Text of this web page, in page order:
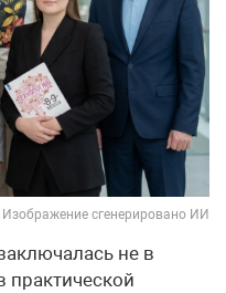
Изображение сгенерировано ИИ
не в
практической